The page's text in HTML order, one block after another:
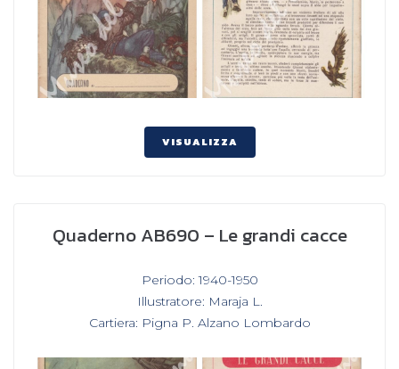
VISUALIZZA
Quaderno AB690 – Le grandi cacce
Periodo: 1940-1950
Illustratore: Maraja L.
Cartiera: Pigna P. Alzano Lombardo